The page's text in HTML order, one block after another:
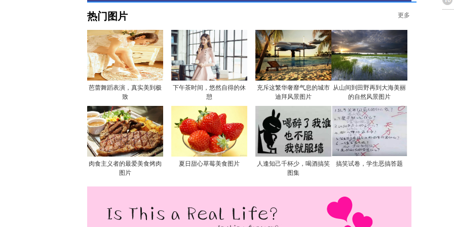
热门图片 更多
芭蕾舞蹈表演，真实美到极
致
下午茶时间，悠然自得的休
憩
充斥这繁华奢靡气息的城市
迪拜风景图片
从山间到田野再到大海美丽
的自然风景图片
肉食主义者的最爱美食烤肉
图片
夏日甜心草莓美食图片
人逢知己千杯少，喝酒搞笑
图集
搞笑试卷，学生恶搞答题